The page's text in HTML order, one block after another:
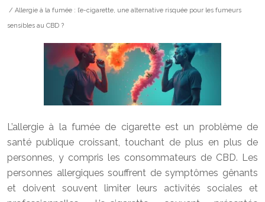
/ Allergie à la fumée : l’e-cigarette, une alternative risquée pour les fumeurs
sensibles au CBD ?
L’allergie à la fumée de cigarette est un problème de
santé publique croissant, touchant de plus en plus de
personnes, y compris les consommateurs de CBD. Les
personnes allergiques souffrent de symptômes gênants
et doivent souvent limiter leurs activités sociales et